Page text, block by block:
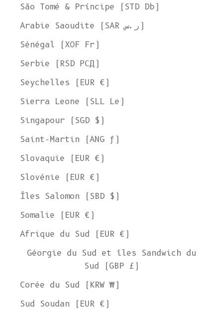
São Tomé & Príncipe (STD Db)
Arabie Saoudite (SAR ر.س)
Sénégal (XOF Fr)
Serbie (RSD РСД)
Seychelles (EUR €)
Sierra Leone (SLL Le)
Singapour (SGD $)
Saint-Martin (ANG ƒ)
Slovaquie (EUR €)
Slovénie (EUR €)
Îles Salomon (SBD $)
Somalie (EUR €)
Afrique du Sud (EUR €)
Géorgie du Sud et îles Sandwich du
Sud (GBP £)
Corée du Sud (KRW ₩)
Sud Soudan (EUR €)